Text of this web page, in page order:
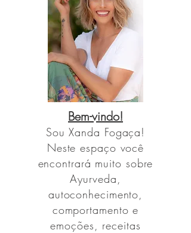
Bem-vindo!
Sou Xanda Fogaça!
Neste espaço você
encontrará muito sobre
Ayurveda,
autoconhecimento,
comportamento e
emoções, receitas